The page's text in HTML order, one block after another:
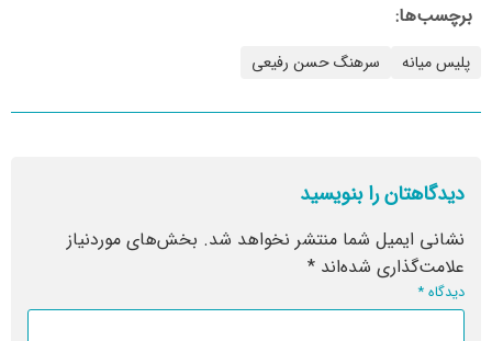
برچسب‌ها:
پلیس میانه سرهنگ حسن رفیعی
دیدگاهتان را بنویسید
نشانی ایمیل شما منتشر نخواهد شد. بخش‌های موردنیاز
علامت‌گذاری شده‌اند *
دیدگاه*